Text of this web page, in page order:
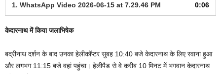
1. WhatsApp Video 2026-06-15 at 7.29.46 PM 0:06
केदारनाथ में किया जलाभिषेक
बद्रीनाथ दर्शन के बाद उनका हेलीकॉप्टर सुबह 10:40 बजे केदारनाथ के लिए रवाना हुआ
और लगभग 11:15 बजे वहां पहुंचा। हेलीपैड से वे करीब 10 मिनट में भगवान केदारनाथ